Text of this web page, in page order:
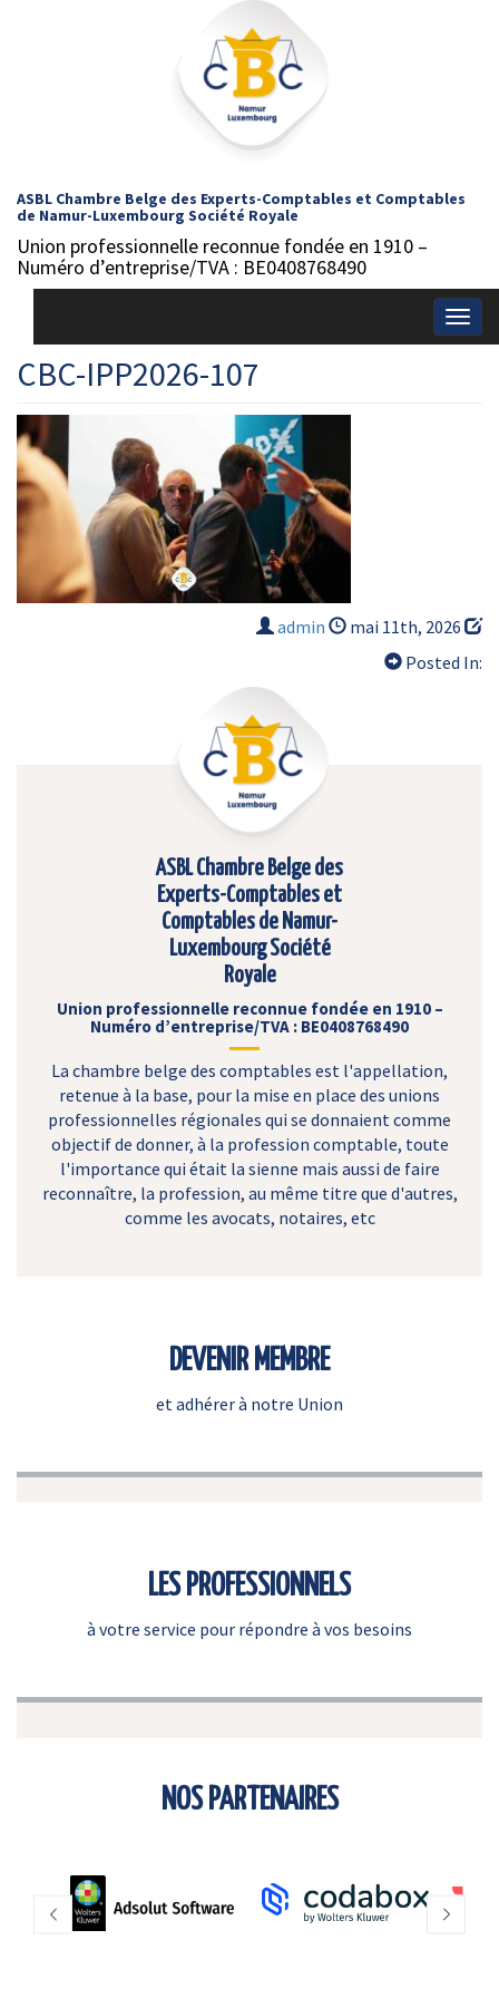
ASBL Chambre Belge des Experts-Comptables et Comptables
de Namur-Luxembourg Société Royale
Union professionnelle reconnue fondée en 1910 –
Numéro d’entreprise/TVA : BE0408768490
CBC-IPP2026-107
admin
mai 11th, 2026
Posted In:
ASBL Chambre Belge des
Experts-Comptables et
Comptables de Namur-
Luxembourg Société
Royale
Union professionnelle reconnue fondée en 1910 –
Numéro d’entreprise/TVA : BE0408768490
La chambre belge des comptables est l'appellation,
retenue à la base, pour la mise en place des unions
professionnelles régionales qui se donnaient comme
objectif de donner, à la profession comptable, toute
l'importance qui était la sienne mais aussi de faire
reconnaître, la profession, au même titre que d'autres,
comme les avocats, notaires, etc
DEVENIR MEMBRE
et adhérer à notre Union
LES PROFESSIONNELS
à votre service pour répondre à vos besoins
NOS PARTENAIRES